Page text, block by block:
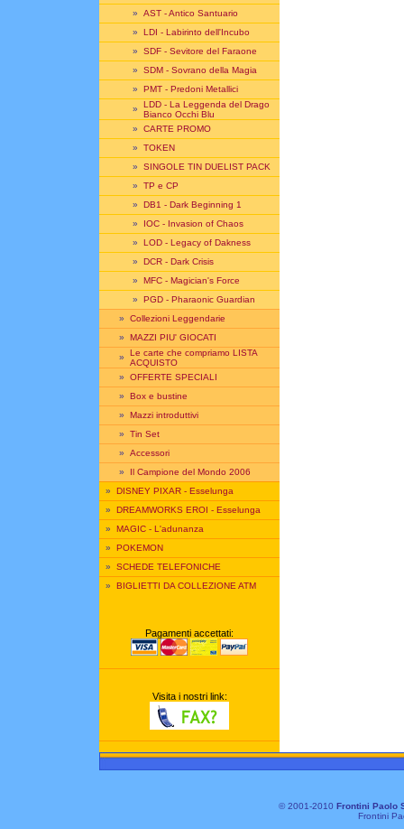
» AST - Antico Santuario
» LDI - Labirinto dell'Incubo
» SDF - Sevitore del Faraone
» SDM - Sovrano della Magia
» PMT - Predoni Metallici
» LDD - La Leggenda del Drago
Bianco Occhi Blu
» CARTE PROMO
» TOKEN
» SINGOLE TIN DUELIST PACK
» TP e CP
» DB1 - Dark Beginning 1
» IOC - Invasion of Chaos
» LOD - Legacy of Dakness
» DCR - Dark Crisis
» MFC - Magician's Force
» PGD - Pharaonic Guardian
» Collezioni Leggendarie
» MAZZI PIU' GIOCATI
» Le carte che compriamo LISTA
ACQUISTO
» OFFERTE SPECIALI
» Box e bustine
» Mazzi introduttivi
» Tin Set
» Accessori
» Il Campione del Mondo 2006
» DISNEY PIXAR - Esselunga
» DREAMWORKS EROI - Esselunga
» MAGIC - L'adunanza
» POKEMON
» SCHEDE TELEFONICHE
» BIGLIETTI DA COLLEZIONE ATM
Pagamenti accettati:
Visita i nostri link:
© 2001-2010 Frontini Paolo
Frontini